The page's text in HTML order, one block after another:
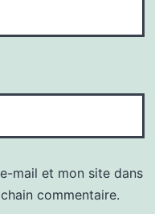
mail et mon site dans
commentaire.